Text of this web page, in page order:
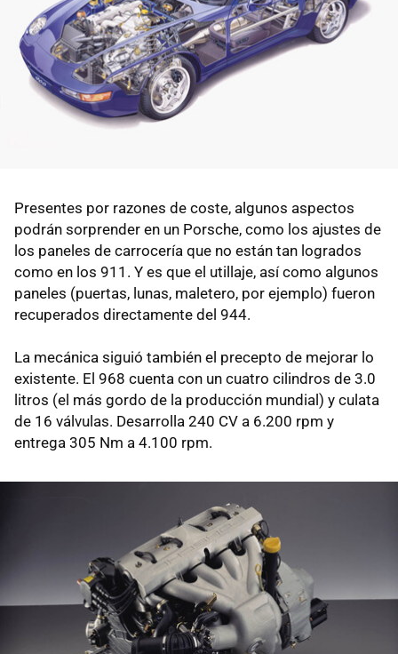
Presentes por razones de coste, algunos aspectos
podrán sorprender en un Porsche, como los ajustes de
los paneles de carrocería que no están tan logrados
como en los 911. Y es que el utillaje, así como algunos
paneles (puertas, lunas, maletero, por ejemplo) fueron
recuperados directamente del 944.
La mecánica siguió también el precepto de mejorar lo
existente. El 968 cuenta con un cuatro cilindros de 3.0
litros (el más gordo de la producción mundial) y culata
de 16 válvulas. Desarrolla 240 CV a 6.200 rpm y
entrega 305 Nm a 4.100 rpm.